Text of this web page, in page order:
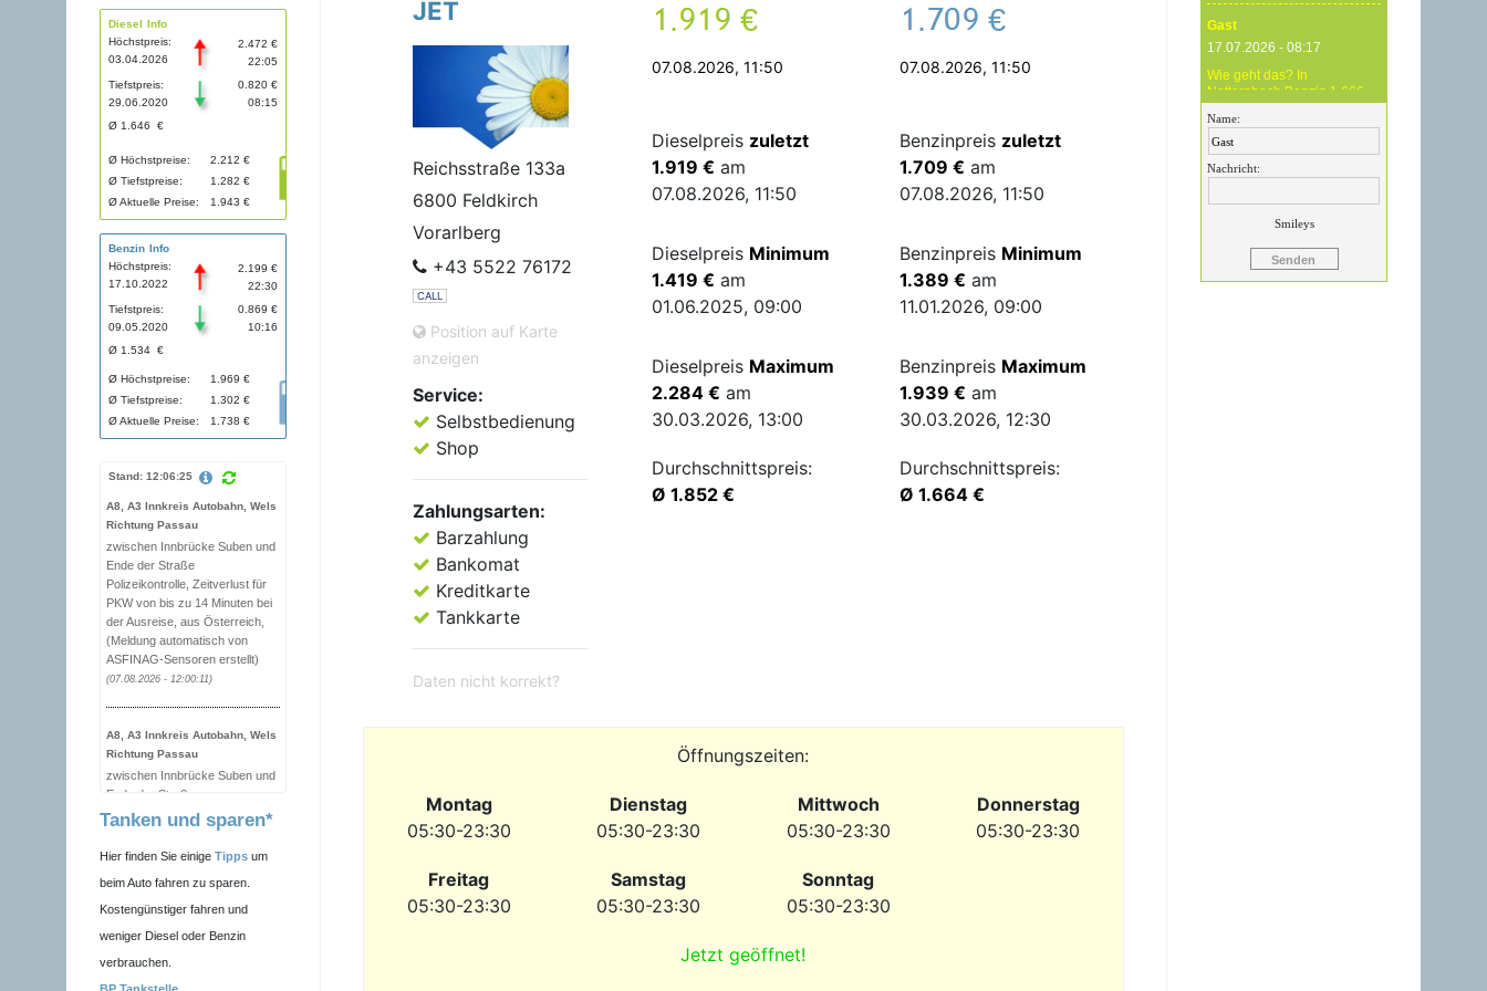
Diesel Info
Höchstpreis:
03.04.2026
2.472 €
22:05
Tiefstpreis:
29.06.2020
0.820 €
08:15
Ø 1.646 €
Ø Höchstpreise:
Ø Tiefstpreise:
Ø Aktuelle Preise:
2.212 €
1.282 €
1.943 €
Benzin Info
Höchstpreis:
17.10.2022
2.199 €
22:30
Tiefstpreis:
09.05.2020
0.869 €
10:16
Ø 1.534 €
Ø Höchstpreise:
Ø Tiefstpreise:
Ø Aktuelle Preise:
1.969 €
1.302 €
1.738 €
Stand: 12:06:25
A8, A3 Innkreis Autobahn, Wels
Richtung Passau
zwischen Innbrücke Suben und
Ende der Straße
Polizeikontrolle, Zeitverlust für
PKW von bis zu 14 Minuten bei
der Ausreise, aus Österreich,
(Meldung automatisch von
ASFINAG-Sensoren erstellt)
(07.08.2026 - 12:00:11)
A8, A3 Innkreis Autobahn, Wels
Richtung Passau
zwischen Innbrücke Suben und
Ende der Straße
Polizeikontrolle, Zeitverlust für
PKW von bis zu 15 Minuten bei
der Ausreise, aus Österreich,
ASFINAG-Sensoren erstellt)
(07.08.2026 - 11:50:01)
A10 Tauern Autobahn, Villach
Richtung Salzburg
Tanken und sparen*
Hier finden Sie einige Tipps um
beim Auto fahren zu sparen.
Kostengünstiger fahren und
weniger Diesel oder Benzin
verbrauchen.
JET
Reichsstraße 133a
6800 Feldkirch
Vorarlberg
+43 5522 76172
CALL
Position auf Karte
anzeigen
Service:
Selbstbedienung
Shop
Zahlungsarten:
Barzahlung
Bankomat
Kreditkarte
Tankkarte
Daten nicht korrekt?
. €
07.08.2026, 11:50
Dieselpreis zuletzt
1.919 € am
07.08.2026, 11:50
Dieselpreis Minimum
1.419 € am
01.06.2025, 09:00
Dieselpreis Maximum
2.284 € am
30.03.2026, 13:00
Durchschnittspreis:
Ø 1.852 €
. €
07.08.2026, 11:50
Benzinpreis zuletzt
1.709 € am
07.08.2026, 11:50
Benzinpreis Minimum
1.389 € am
11.01.2026, 09:00
Benzinpreis Maximum
1.939 € am
30.03.2026, 12:30
Durchschnittspreis:
Ø 1.664 €
Öffnungszeiten:
Montag
05:30-23:30
Dienstag
05:30-23:30
Mittwoch
05:30-23:30
Donnerstag
05:30-23:30
Freitag
05:30-23:30
Samstag
05:30-23:30
Sonntag
05:30-23:30
Jetzt geöffnet!
Gast
17.07.2026 - 08:17
Wie geht das? In
Natternbach Benzin 1,666
Benzin 1,819 - das ist
Betrug !
17.07.2026 - 07:05
Märchenstunde :-) Vorort nix
zu sehen !
Name:
Nachricht:
Smileys